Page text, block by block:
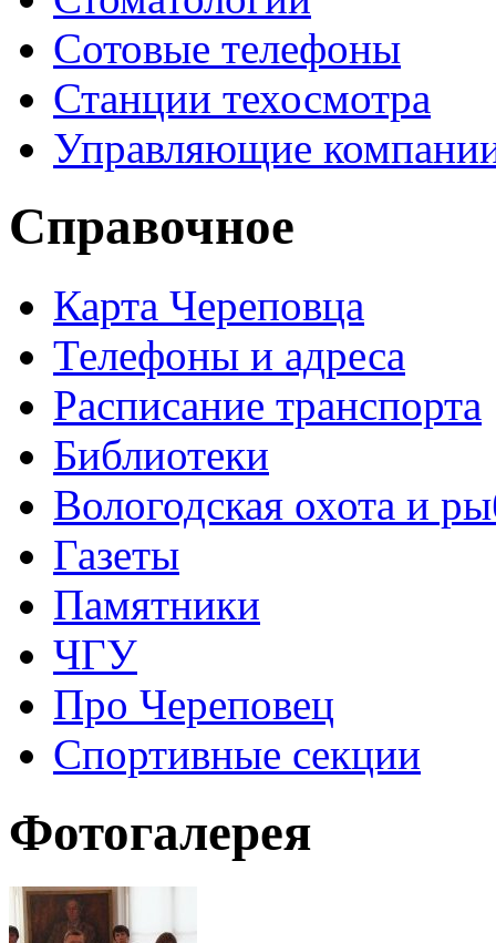
Сотовые телефоны
Станции техосмотра
Управляющие
Справочное
Карта Череповца
Телефоны и адреса
Расписание транспорта
Библиотеки
Вологодская охота и
Газеты
Памятники
ЧГУ
Про Череповец
Спортивные секции
Фотогалерея